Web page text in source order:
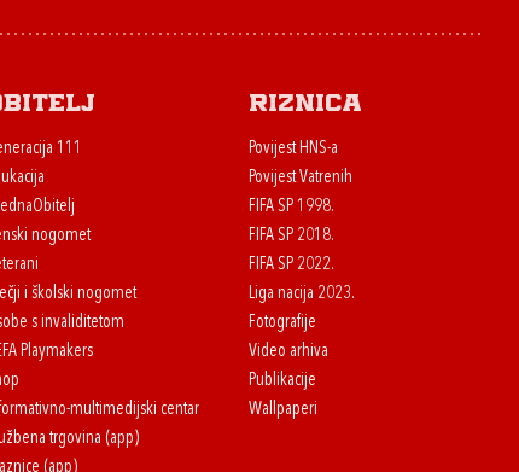
111
nogomet
i školski nogomet
s invaliditetom
Playmakers
multimedijski centar
trgovina (app)
(app)
Riznica
Povijest HNS-a
Povijest Vatrenih
FIFA SP 1998.
FIFA SP 2018.
FIFA SP 2022.
Liga nacija 2023.
Fotografije
Video arhiva
Publikacije
Wallpaperi